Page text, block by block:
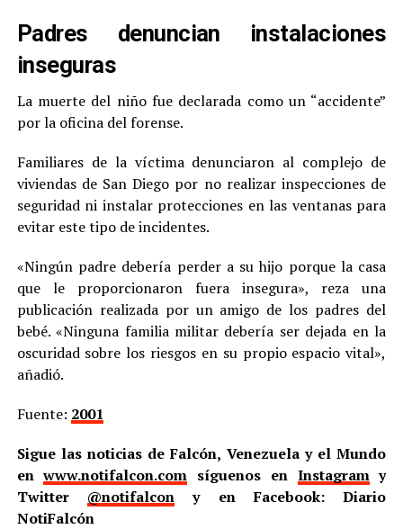
Padres denuncian instalaciones
inseguras
La muerte del niño fue declarada como un “accidente”
por la oficina del forense.
Familiares de la víctima denunciaron al complejo de
viviendas de San Diego por no realizar inspecciones de
seguridad ni instalar protecciones en las ventanas para
evitar este tipo de incidentes.
«Ningún padre debería perder a su hijo porque la casa
que le proporcionaron fuera insegura», reza una
publicación realizada por un amigo de los padres del
bebé. «Ninguna familia militar debería ser dejada en la
oscuridad sobre los riesgos en su propio espacio vital»,
añadió.
Fuente: 2001
Sigue las noticias de Falcón, Venezuela y el Mundo
enwww.notifalcon.com síguenos en Instagramy
Twitter @notifalcon y en Facebook: Diario
NotiFalcón